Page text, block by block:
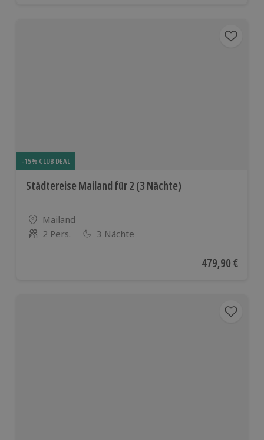
-15% CLUB DEAL
Städtereise Mailand für 2 (3 Nächte)
Standort
Mailand
Anzahl der Teilnehmer
2 Pers. 3 Nächte
Aktueller Preis
479,90 €